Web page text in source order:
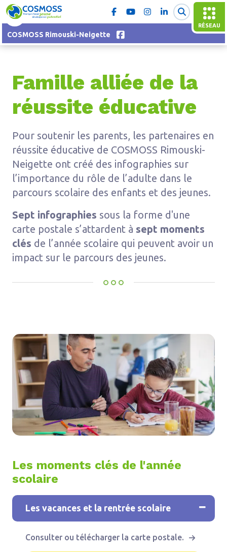
RÉSEAU
COSMOSS Rimouski-Neigette
Famille alliée de la
réussite éducative
Pour soutenir les parents, les partenaires en
réussite éducative de COSMOSS Rimouski-
Neigette ont créé des infographies sur
l’importance du rôle de l’adulte dans le
parcours scolaire des enfants et des jeunes.
Sept infographies sous la forme d'une
carte postale s’attardent à sept moments
clés de l’année scolaire qui peuvent avoir un
impact sur le parcours des jeunes.
Les moments clés de l'année
scolaire
1
Les vacances et la rentrée scolaire
Consulter ou télécharger la carte postale.